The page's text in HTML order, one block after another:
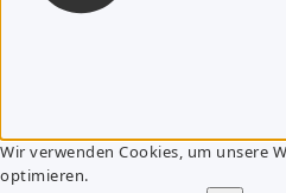
Wir verwenden Cookies, um unsere
optimieren.